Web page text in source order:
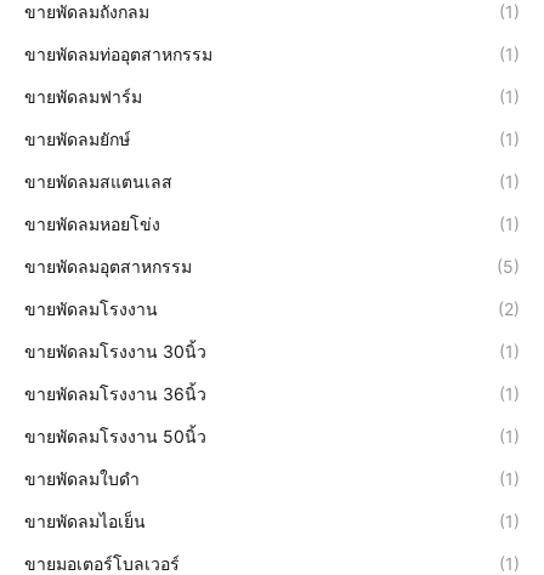
ขายพัดลมถังกลม (1)
ขายพัดลมท่ออุตสาหกรรม (1)
ขายพัดลมฟาร์ม (1)
ขายพัดลมยักษ์ (1)
ขายพัดลมสแตนเลส (1)
ขายพัดลมหอยโข่ง (1)
ขายพัดลมอุตสาหกรรม (5)
ขายพัดลมโรงงาน (2)
ขายพัดลมโรงงาน 30นิ้ว (1)
ขายพัดลมโรงงาน 36นิ้ว (1)
ขายพัดลมโรงงาน 50นิ้ว (1)
ขายพัดลมใบดำ (1)
ขายพัดลมไอเย็น (1)
ขายมอเตอร์โบลเวอร์ (1)